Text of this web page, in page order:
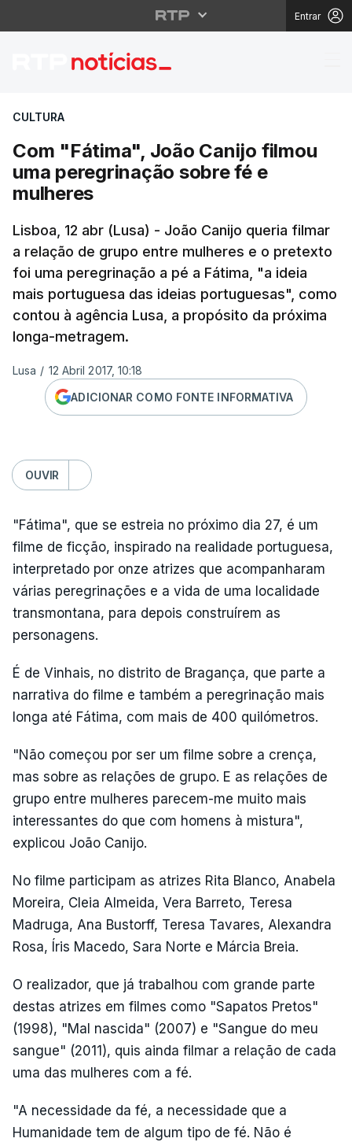
Entrar
Com "Fátima", João
CULTURA
Com "Fátima", João Canijo filmou
uma peregrinação sobre fé e
mulheres
Lisboa, 12 abr (Lusa) - João Canijo queria filmar
a relação de grupo entre mulheres e o pretexto
foi uma peregrinação a pé a Fátima, "a ideia
mais portuguesa das ideias portuguesas", como
contou à agência Lusa, a propósito da próxima
longa-metragem.
Lusa / 12 Abril 2017, 10:18
ADICIONAR COMO FONTE INFORMATIVA
OUVIR
"Fátima", que se estreia no próximo dia 27, é um
filme de ficção, inspirado na realidade portuguesa,
interpretado por onze atrizes que acompanharam
várias peregrinações e a vida de uma localidade
transmontana, para depois construírem as
personagens.
É de Vinhais, no distrito de Bragança, que parte a
narrativa do filme e também a peregrinação mais
longa até Fátima, com mais de 400 quilómetros.
"Não começou por ser um filme sobre a crença,
mas sobre as relações de grupo. E as relações de
grupo entre mulheres parecem-me muito mais
interessantes do que com homens à mistura",
explicou João Canijo.
No filme participam as atrizes Rita Blanco, Anabela
Moreira, Cleia Almeida, Vera Barreto, Teresa
Madruga, Ana Bustorff, Teresa Tavares, Alexandra
Rosa, Íris Macedo, Sara Norte e Márcia Breia.
O realizador, que já trabalhou com grande parte
destas atrizes em filmes como "Sapatos Pretos"
(1998), "Mal nascida" (2007) e "Sangue do meu
sangue" (2011), quis ainda filmar a relação de cada
uma das mulheres com a fé.
"A necessidade da fé, a necessidade que a
Humanidade tem de algum tipo de fé. Não é